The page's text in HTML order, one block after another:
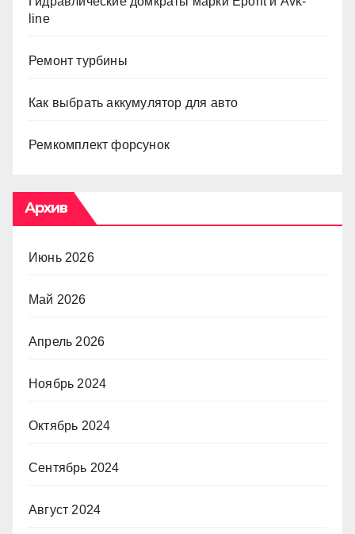
line
Ремонт турбины
Как выбрать аккумулятор для авто
Ремкомплект форсунок
Архив
Июнь 2026
Май 2026
Апрель 2026
Ноябрь 2024
Октябрь 2024
Сентябрь 2024
Август 2024